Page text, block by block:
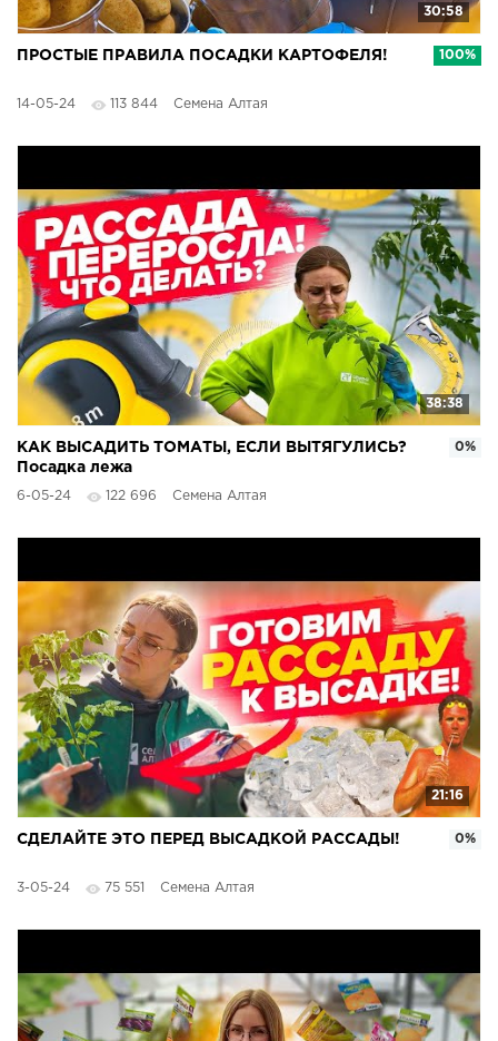
30:58
ПРОСТЫЕ ПРАВИЛА ПОСАДКИ КАРТОФЕЛЯ!
14-05-24 113 844 Семена Алтая
100%
38:38
КАК ВЫСАДИТЬ ТОМАТЫ, ЕСЛИ ВЫТЯГУЛИСЬ?
Посадка лежа
6-05-24 122 696 Семена Алтая
0%
21:16
СДЕЛАЙТЕ ЭТО ПЕРЕД ВЫСАДКОЙ РАССАДЫ!
3-05-24 75 551 Семена Алтая
0%